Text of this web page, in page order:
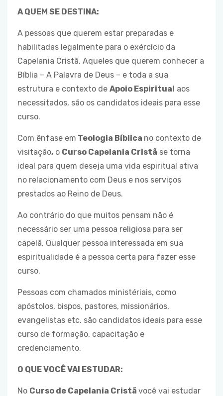
A QUEM SE DESTINA:
A pessoas que querem estar preparadas e
habilitadas legalmente para o exércício da
Capelania Cristã. Aqueles que querem conhecer a
Bíblia – A Palavra de Deus – e toda a sua
estrutura e contexto de Apoio Espiritual aos
necessitados, são os candidatos ideais para esse
curso.
Com ênfase em Teologia Bíblica no contexto de
visitação, o Curso Capelania Cristã se torna
ideal para quem deseja uma vida espiritual ativa
no relacionamento com Deus e nos serviços
prestados ao Reino de Deus.
Ao contrário do que muitos pensam não é
necessário ser uma pessoa religiosa para ser
capelã. Qualquer pessoa interessada em sua
espiritualidade é a pessoa certa para fazer esse
curso.
Pessoas com chamados ministériais, como
apóstolos, bispos, pastores, missionários,
evangelistas etc. são candidatos ideais para esse
curso de formação, capacitação e
credenciamento.
O QUE VOCÊ VAI ESTUDAR:
No Curso de Capelania Cristã você vai estudar